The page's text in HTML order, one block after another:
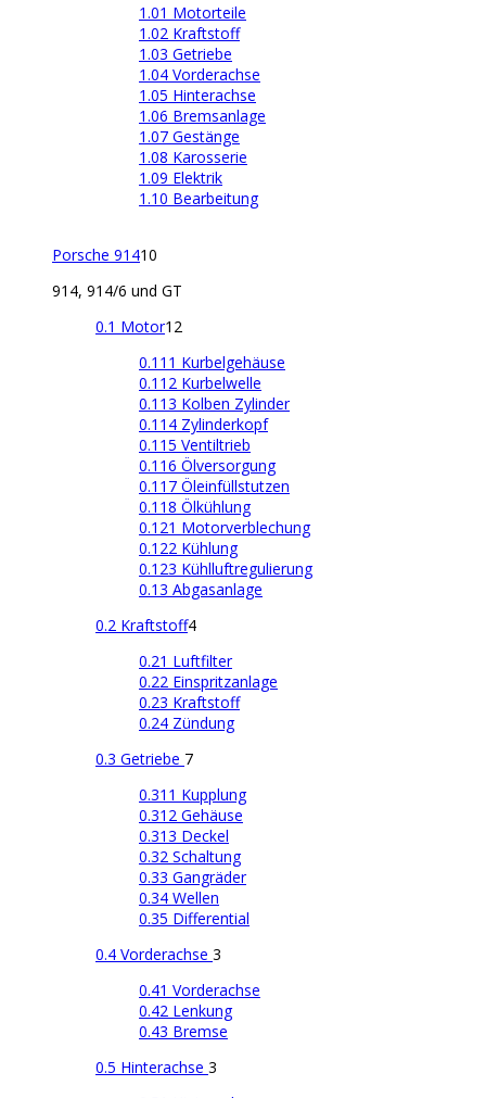
1.01 Motorteile
1.02 Kraftstoff
1.03 Getriebe
1.04 Vorderachse
1.05 Hinterachse
1.06 Bremsanlage
1.07 Gestänge
1.08 Karosserie
1.09 Elektrik
1.10 Bearbeitung
Porsche 91410
914, 914/6 und GT
0.1 Motor12
0.111 Kurbelgehäuse
0.112 Kurbelwelle
0.113 Kolben Zylinder
0.114 Zylinderkopf
0.115 Ventiltrieb
0.116 Ölversorgung
0.117 Öleinfüllstutzen
0.118 Ölkühlung
0.121 Motorverblechung
0.122 Kühlung
0.123 Kühlluftregulierung
0.13 Abgasanlage
0.2 Kraftstoff4
0.21 Luftfilter
0.22 Einspritzanlage
0.23 Kraftstoff
0.24 Zündung
0.3 Getriebe 7
0.311 Kupplung
0.312 Gehäuse
0.313 Deckel
0.32 Schaltung
0.33 Gangräder
0.34 Wellen
0.35 Differential
0.4 Vorderachse 3
0.41 Vorderachse
0.42 Lenkung
0.43 Bremse
0.5 Hinterachse 3